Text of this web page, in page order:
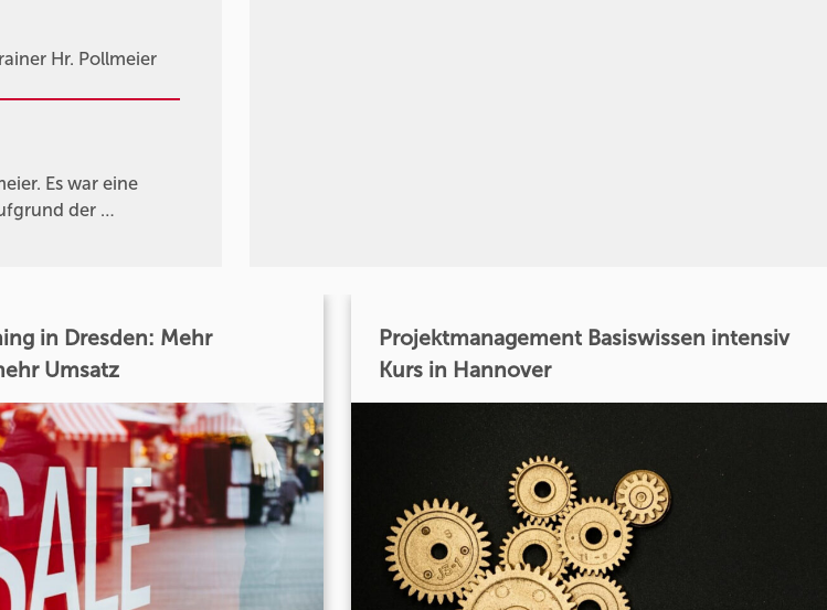
Hr. Pollmeier
Es war eine
der …
in Dresden: Mehr
Umsatz
Projektmanagement Basiswissen intensiv
Kurs in Hannover